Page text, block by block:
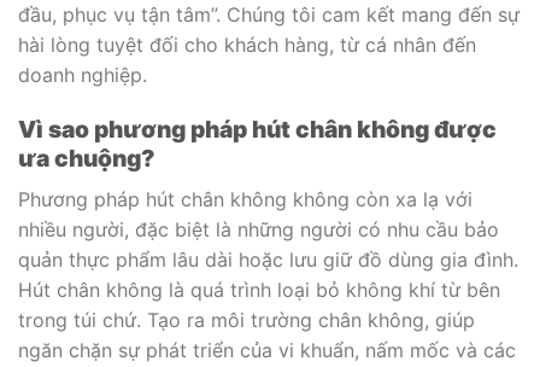
đầu, phục vụ tận tâm”. Chúng tôi cam kết mang đến sự
hài lòng tuyệt đối cho khách hàng, từ cá nhân đến
doanh nghiệp.
Vì sao phương pháp hút chân không được
ưa chuộng?
Phương pháp hút chân không không còn xa lạ với
nhiều người, đặc biệt là những người có nhu cầu bảo
quản thực phẩm lâu dài hoặc lưu giữ đồ dùng gia đình.
Hút chân không là quá trình loại bỏ không khí từ bên
trong túi chứ. Tạo ra môi trường chân không, giúp
ngăn chặn sự phát triển của vi khuẩn, nấm mốc và các